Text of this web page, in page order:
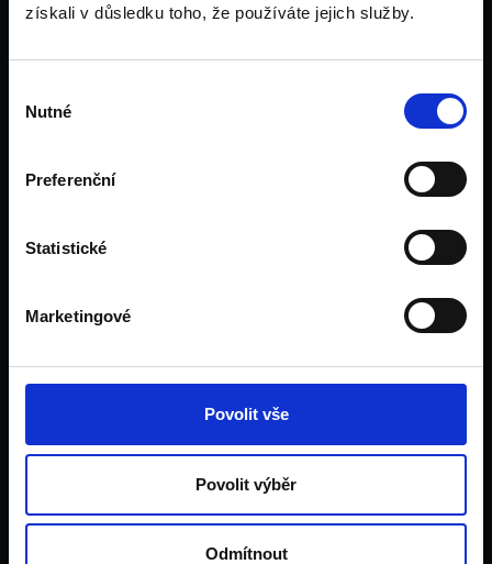
získali v důsledku toho, že používáte jejich služby.
souhlasu
Nutné
Preferenční
Statistické
Marketingové
Povolit vše
Povolit výběr
Odmítnout
Dubaj
+420 734 693 278
hello@unilink.cz
Laubova 2
Vinohrady